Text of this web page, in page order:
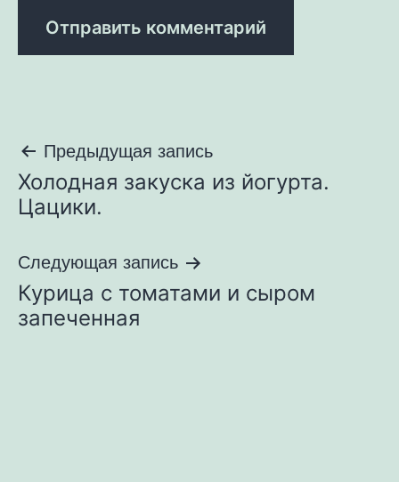
Навигация
по
записям
Предыдущая запись
Холодная закуска из йогурта.
Цацики.
Следующая запись
Курица с томатами и сыром
запеченная